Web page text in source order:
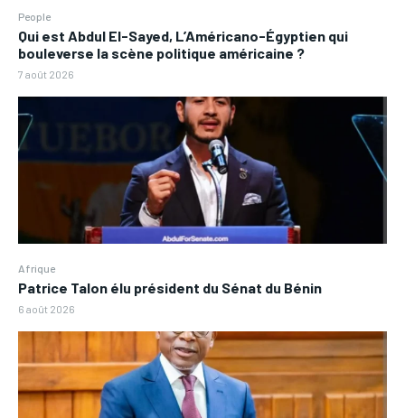
People
Qui est Abdul El-Sayed, L’Américano-Égyptien qui
bouleverse la scène politique américaine ?
7 août 2026
Afrique
Patrice Talon élu président du Sénat du Bénin
6 août 2026